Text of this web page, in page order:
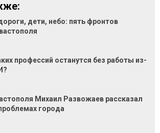
дети, небо: пять фронтов
профессий останутся без работы из-
Михаил Развожаев рассказал
города